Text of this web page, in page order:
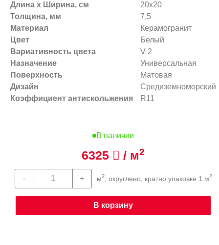
Длина х Ширина, см
20x20
Толщина, мм
7,5
Материал
Керамогранит
Цвет
Белый
Вариативность цвета
V 2
Назначение
Универсальная
Поверхность
Матовая
Дизайн
Средиземноморский
Коэффициент антискольжения
R11
В наличии
6325 / м2
м2, округлено, кратно упаковке 1 м2
В корзину